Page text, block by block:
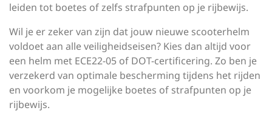
leiden tot boetes of zelfs strafpunten op je rijbewijs.
Wil je er zeker van zijn dat jouw nieuwe scooterhelm
voldoet aan alle veiligheidseisen? Kies dan altijd voor
een helm met ECE22-05 of DOT-certificering. Zo ben je
verzekerd van optimale bescherming tijdens het rijden
en voorkom je mogelijke boetes of strafpunten op je
rijbewijs.